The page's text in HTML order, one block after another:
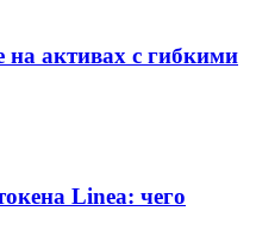
активах с гибкими
Linea: чего